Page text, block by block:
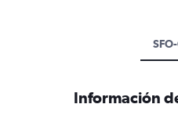
Información